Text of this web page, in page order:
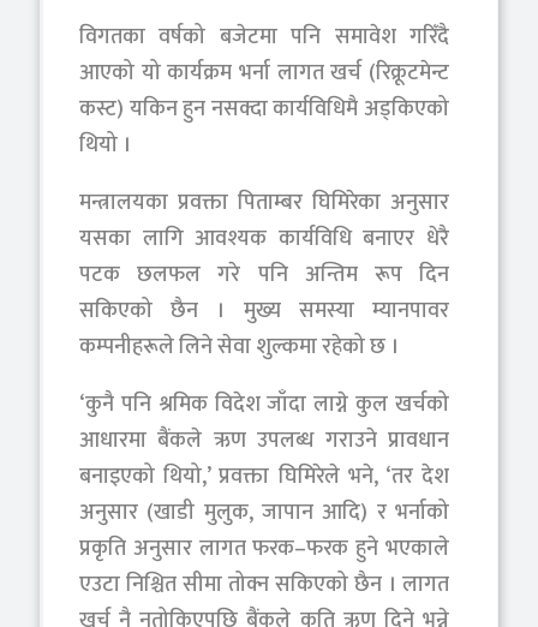
विगतका वर्षको बजेटमा पनि समावेश गरिँदै
आएको यो कार्यक्रम भर्ना लागत खर्च (रिक्रूटमेन्ट
कस्ट) यकिन हुन नसक्दा कार्यविधिमै अड्किएको
थियो ।
मन्त्रालयका प्रवक्ता पिताम्बर घिमिरेका अनुसार
यसका लागि आवश्यक कार्यविधि बनाएर धेरै
पटक छलफल गरे पनि अन्तिम रूप दिन
सकिएको छैन । मुख्य समस्या म्यानपावर
कम्पनीहरूले लिने सेवा शुल्कमा रहेको छ ।
‘कुनै पनि श्रमिक विदेश जाँदा लाग्ने कुल खर्चको
आधारमा बैंकले ऋण उपलब्ध गराउने प्रावधान
बनाइएको थियो,’ प्रवक्ता घिमिरेले भने, ‘तर देश
अनुसार (खाडी मुलुक, जापान आदि) र भर्नाको
प्रकृति अनुसार लागत फरक–फरक हुने भएकाले
एउटा निश्चित सीमा तोक्न सकिएको छैन । लागत